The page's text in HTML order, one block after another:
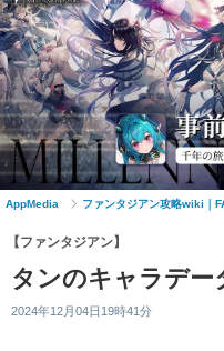
AppMedia ファンタジアン攻略wiki｜
【ファンタジアン】
タンのキャラデー
2024年12月04日19時41分